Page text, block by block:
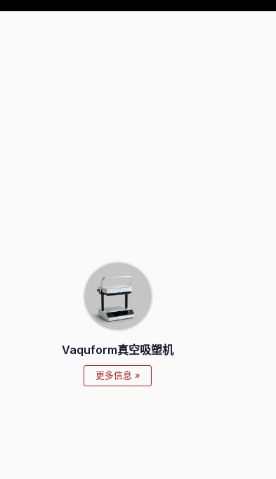
Vaquform真空吸塑机
更多信息 »